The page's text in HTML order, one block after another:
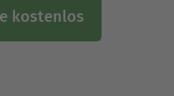
kostenlos